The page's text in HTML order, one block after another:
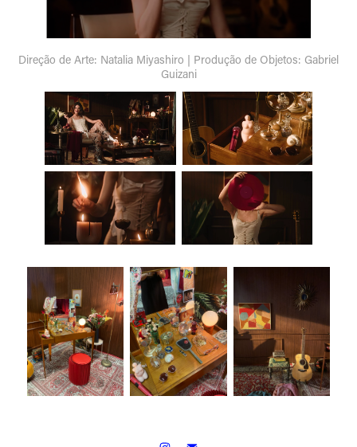
Direção de Arte: Natalia Miyashiro | Produção de Objetos: Gabriel
Guizani